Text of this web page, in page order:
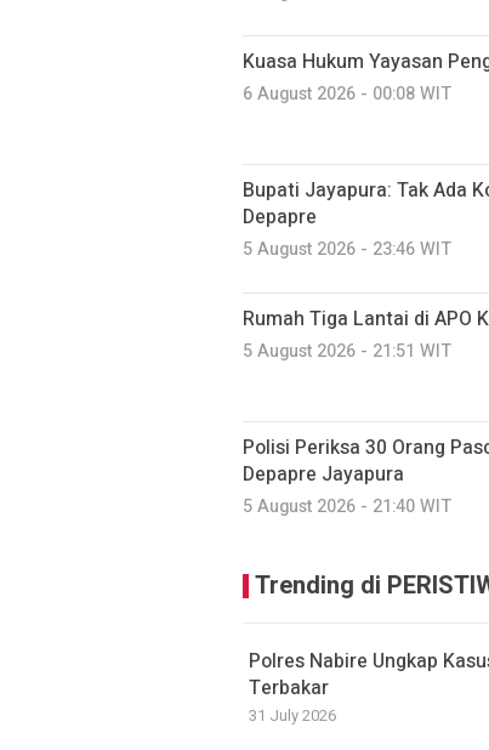
Kuasa Hukum Yayasan
6 August 2026 - 00:08 WIT
Bupati Jayapura: Tak Ada
Depapre
5 August 2026 - 23:46 WIT
Rumah Tiga Lantai di APO
5 August 2026 - 21:51 WIT
Polisi Periksa 30 Orang
Depapre Jayapura
5 August 2026 - 21:40 WIT
Trending di
Polres Nabire Ungkap
Terbakar
31 July 2026